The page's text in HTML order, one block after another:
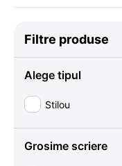
Filtre produse
Alege tipul
Stilou
Grosime scriere